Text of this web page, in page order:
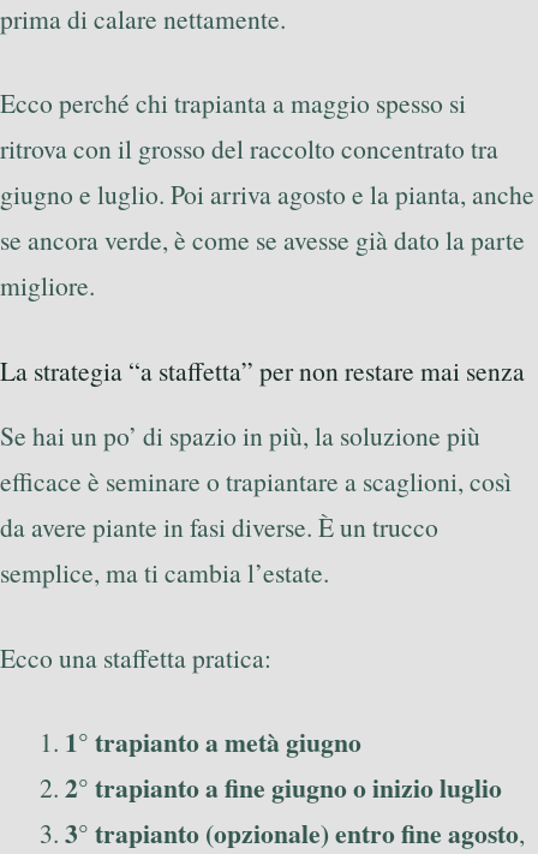
prima di calare nettamente.
Ecco perché chi trapianta a maggio spesso si
ritrova con il grosso del raccolto concentrato tra
giugno e luglio. Poi arriva agosto e la pianta, anche
se ancora verde, è come se avesse già dato la parte
migliore.
La strategia “a staffetta” per non restare mai senza
Se hai un po’ di spazio in più, la soluzione più
efficace è seminare o trapiantare a scaglioni, così
da avere piante in fasi diverse. È un trucco
semplice, ma ti cambia l’estate.
Ecco una staffetta pratica:
1° trapianto a metà giugno
2° trapianto a fine giugno o inizio luglio
3° trapianto (opzionale) entro fine agosto,